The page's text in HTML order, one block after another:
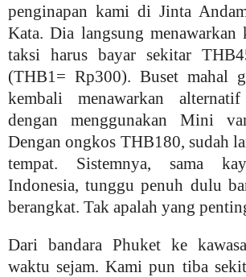
penginapan kami di Jinta
Kata. Dia langsung menawarkan
taksi harus bayar sekitar
(THB1= Rp300). Buset mahal
kembali menawarkan
dengan menggunakan Mini
Dengan ongkos THB180, sudah
tempat. Sistemnya, sama
Indonesia, tunggu penuh dulu
berangkat. Tak apalah yang
Dari bandara Phuket ke
waktu sejam. Kami pun tiba